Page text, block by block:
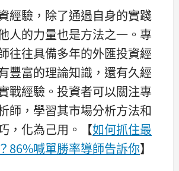
經驗，除了通過自身的實踐
人的力量也是方法之一。專
往往具備多年的外匯投資經
豐富的理論知識，還有久經
戰經驗。投資者可以關注專
師，學習其市場分析方法和
，化為己用。【如何抓住最
86%喊單勝率導師告訴你】